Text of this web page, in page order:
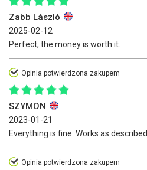
Zabb László
2025-02-12
Perfect, the money is worth it.
Opinia potwierdzona zakupem
SZYMON
2023-01-21
Everything is fine. Works as described
Opinia potwierdzona zakupem